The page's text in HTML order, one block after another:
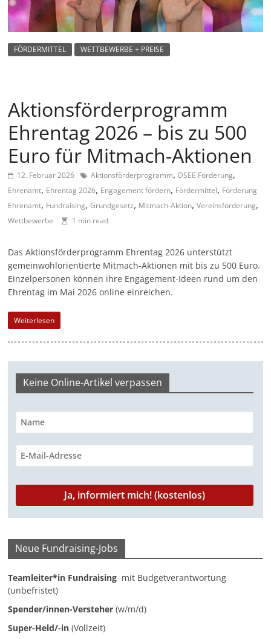
m
a
g
n
f
ü
r
S
o
a
l
-
M
a
r
n
d
|
V
FÖRDERMITTEL WETTBEWERBE + PREISE
Aktionsförderprogramm
Ehrentag 2026 – bis zu 500
Euro für Mitmach-Aktionen
12. Februar 2026 Aktionsförderprogramm, DSEE Förderung,
Ehrenamt, Ehrentag 2026, Engagement fördern, Fördermittel, Förderung
Ehrenamt, Fundraising,Grundgesetz, Mitmach-Aktion,Vereinsförderung,
Wettbewerbe 1 min read
Das Aktionsförderprogramm Ehrentag 2026 unterstützt
gemeinwohlorientierte Mitmach-Aktionen mit bis zu 500 Euro.
Einzelpersonen können ihre Engagement-Ideen rund um den
Ehrentag im Mai 2026 online einreichen.
Weiterlesen
Keine Online-Artikel verpassen
Neue Fundraising-Jobs
Teamleiter*in Fundraising mit Budgetverantwortung
(unbefristet)
Spender/innen-Versteher (w/m/d)
Super-Held/-in (Vollzeit)